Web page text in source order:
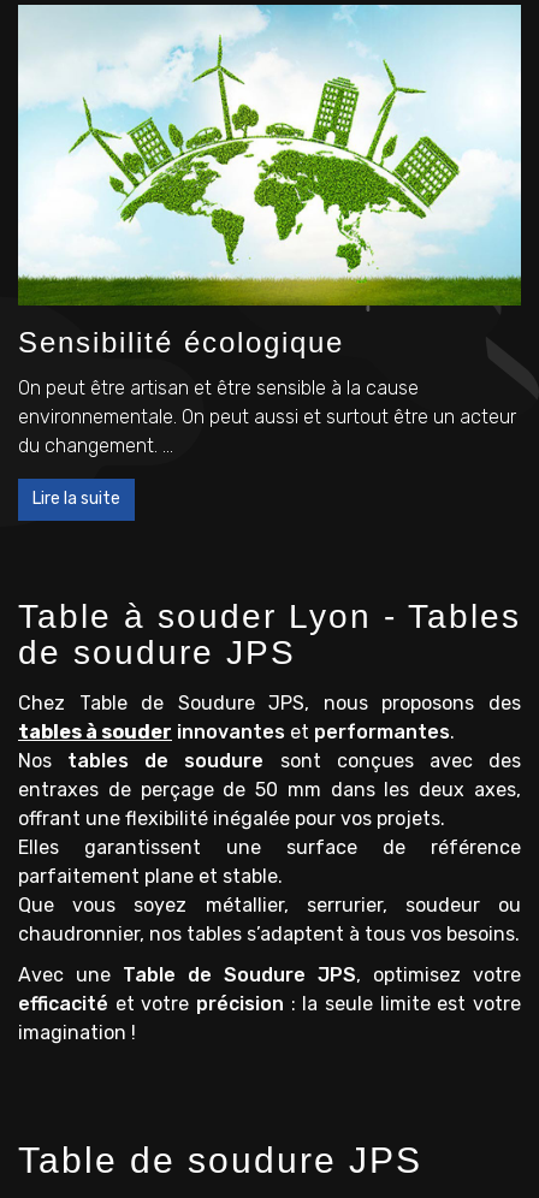
Sensibilité écologique
On peut être artisan et être sensible à la cause
environnementale. On peut aussi et surtout être un acteur
du changement. ...
Lire la suite
Table à souder Lyon - Tables
de soudure JPS
Chez Table de Soudure JPS, nous proposons des
tables à souder innovantes et performantes.
Nos tables de soudure sont conçues avec des
entraxes de perçage de 50 mm dans les deux axes,
offrant une flexibilité inégalée pour vos projets.
Elles garantissent une surface de référence
parfaitement plane et stable.
Que vous soyez métallier, serrurier, soudeur ou
chaudronnier, nos tables s’adaptent à tous vos besoins.
Avec une Table de Soudure JPS, optimisez votre
efficacité et votre précision : la seule limite est votre
imagination !
Table de soudure JPS